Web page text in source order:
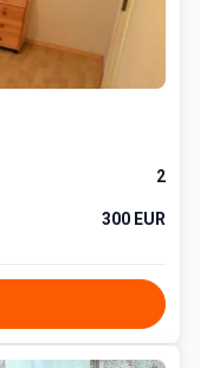
2
300 EUR